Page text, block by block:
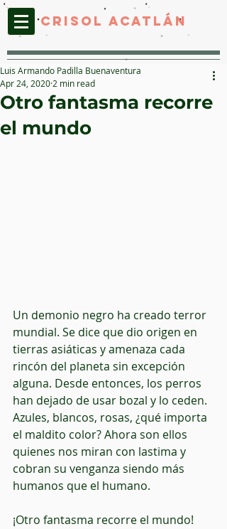
CRISOL ACATLáN
Otro fantasma recorre
el mundo
Luis Armando Padilla Buenaventura
Apr 24, 2020 2 min read
Un demonio negro ha creado terror
mundial. Se dice que dio origen en
tierras asiáticas y amenaza cada
rincón del planeta sin excepción
alguna. Desde entonces, los perros
han dejado de usar bozal y lo ceden.
Azules, blancos, rosas, ¿qué importa
el maldito color? Ahora son ellos
quienes nos miran con lastima y
cobran su venganza siendo más
humanos que el humano.
¡Otro fantasma recorre el mundo!